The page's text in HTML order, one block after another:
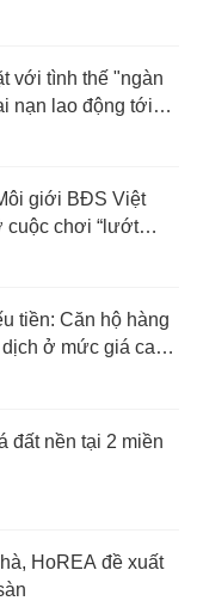
gần 2 triệu USD
với tình thế "ngàn
nạn lao động tới
cao ốc, Chủ tịch
giới BĐS Việt
cuộc chơi “lướt
tiền: Căn hộ hàng
ở mức giá cao
dịch
đất nền tại 2 miền
HoREA đề xuất